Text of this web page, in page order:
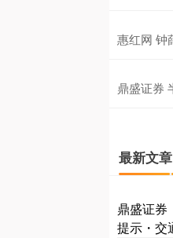
惠红网 钟
鼎盛证券
最新文章
鼎盛证券
提示・交